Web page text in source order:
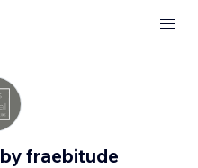
fraebitude